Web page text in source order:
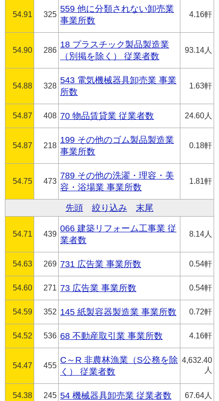
54.91 325
559 他に分類されない卸売業
事業所数
4.16軒
54.90 286
18 プラスチック製品製造業
（別掲を除く） 従業者数
93.14人
54.88 328
543 電気機械器具卸売業 事業
所数
1.63軒
54.87 408 70 物品賃貸業 従業者数 24.60人
54.87 218
199 その他のゴム製品製造業
事業所数
0.18軒
54.75 473
789 その他の洗濯・理容・美
容・浴場業 事業所数
1.81軒
先頭 絞り込み 末尾
54.71 439
066 建築リフォーム工事業 従
業者数
8.14人
54.63 269 731 広告業 事業所数 0.54軒
54.60 271 73 広告業 事業所数 0.54軒
54.59 352 145 紙製容器製造業 事業所数 0.72軒
54.52 536 68 不動産取引業 事業所数 4.16軒
54.47 455
C～R 非農林漁業（S公務を除
く） 従業者数
4,632.40
人
54.38 245 54 機械器具卸売業 従業者数 67.64人